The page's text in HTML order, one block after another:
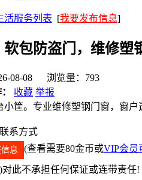
活服务列表 [我要发布信息]
包防盗门，维修塑
08-08 浏览量：793
收藏 举报
筐。专业维修塑钢门窗，窗户
联系方式
息 (查看需要80金币或VIP会员
此不承担任何保证或连带责任!